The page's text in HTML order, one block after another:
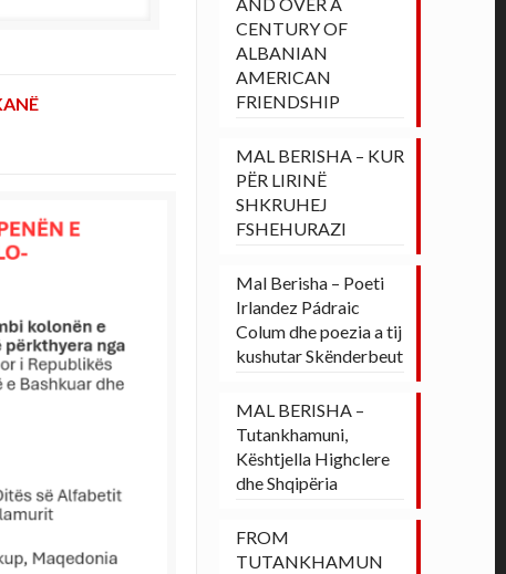
CENTURY OF
ALBANIAN
AMERICAN
FRIENDSHIP
MAL BERISHA – KUR
PËR LIRINË
SHKRUHEJ
FSHEHURAZI
Mal Berisha – Poeti
Irlandez Pádraic
Colum dhe poezia a tij
kushutar Skënderbeut
MAL BERISHA –
Tutankhamuni,
Kështjella Highclere
dhe Shqipëria
FROM
TUTANKHAMUN